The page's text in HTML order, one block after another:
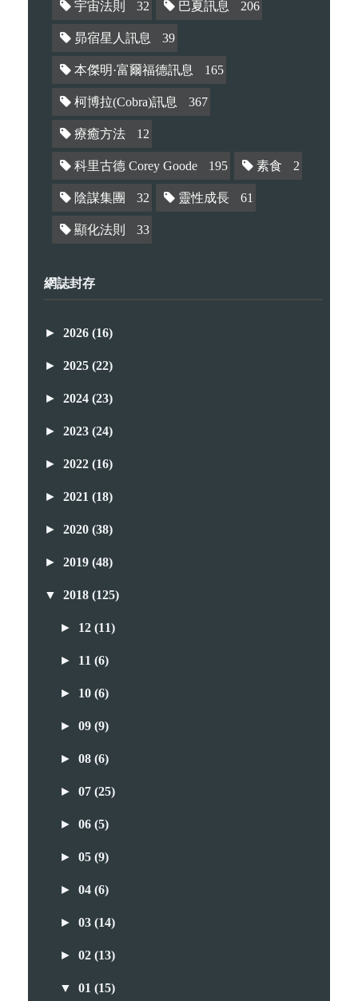
宇宙法則 32 巴夏訊息 206
昴宿星人訊息 39
本傑明·富爾福德訊息 165
柯博拉(Cobra)訊息 367
療癒方法 12
科里古德 Corey Goode 195 素食 2
陰謀集團 32 靈性成長 61
顯化法則 33
網誌封存
► 2026 (16)
► 2025 (22)
► 2024 (23)
► 2023 (24)
► 2022 (16)
► 2021 (18)
► 2020 (38)
► 2019 (48)
▼ 2018 (125)
► 12(11)
► 11(6)
► 10(6)
►09(9)
►08(6)
►07(25)
►06(5)
►05(9)
►04(6)
►03(14)
►02(13)
▼01(15)